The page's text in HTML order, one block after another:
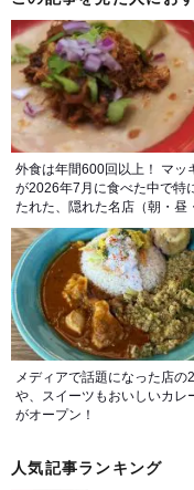
外食は年間600回以上！ マッ
が2026年7月に食べた中で特
たれた、隠れた名店（朝・昼
メディアで話題になった店の
や、スイーツもおいしいカレ
がオープン！
人気記事ランキング